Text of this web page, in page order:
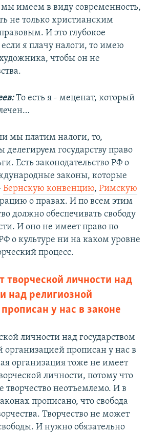
имеем в виду современность,
не только христианским
И это глубокое
я плачу налоги, то имею
чтобы он не
То есть я - меценат, который
мы платим налоги, то,
делегируем государству право
Есть законодательство РФ о
законы, которые
Бернскую конвенцию, Римскую
о правах. И по всем этим
должно обеспечивать свободу
И оно не имеет право по
о культуре ни на каком уровне
процесс.
творческой личности над
над религиозной
у нас в законе
личности над государством
организацией прописан у нас в
организация тоже не имеет
личности, потому что
творчество неотъемлемо. И в
прописано, что свобода
Творчество не может
И нужно обязательно